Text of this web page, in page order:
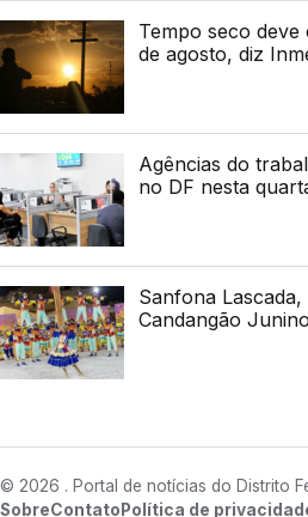
Tempo seco
de agosto, diz
Agências do
no DF nesta
Sanfona
Candangão
© 2026 . Portal de notícias do Distrito
SobreContato Política de